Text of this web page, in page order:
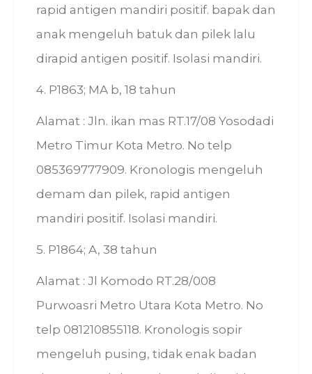
rapid antigen mandiri positif. bapak dan
anak mengeluh batuk dan pilek lalu
dirapid antigen positif. Isolasi mandiri.
4. P1863; MA b, 18 tahun
Alamat : Jln. ikan mas RT.17/08 Yosodadi
Metro Timur Kota Metro. No telp
085369777909. Kronologis mengeluh
demam dan pilek, rapid antigen
mandiri positif. Isolasi mandiri.
5. P1864; A, 38 tahun
Alamat : Jl Komodo RT.28/008
Purwoasri Metro Utara Kota Metro. No
telp 081210855118. Kronologis sopir
mengeluh pusing, tidak enak badan